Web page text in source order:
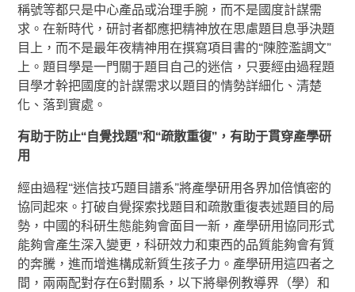
稱號等都只是中心產品或治理手腕，而不是國度計謀需
求。在新時代，研討者都應把精神放在思慮題目息爭決題
目上，而不是最年夜精神用在撰寫項目書的“陳腔濫調文”
上。題目學是一門關于題目自己的迷信，只要經由過程題
目學才幹把國度的計謀需求以題目的情勢詳細化、清楚
化、落到實處。
有助于防止“自覺找題”和“疏散重復”，有助于貫穿產學研
用
經由過程“迷信技巧題目譜系”將產學研用各界加倍慎密的
協同起來。打破自覺探索找題目和疏散重復表述題目的局
勢，中國的科研生態能夠會面目一新，產學研用協同形式
能夠會產生深入變更，科研效力和東西的品質能夠會有質
的奔騰，進而增進構成新質生孩子力。產學研用這四者之
間，兩兩配對存在6對關系，以下將舉例教導界（學）和